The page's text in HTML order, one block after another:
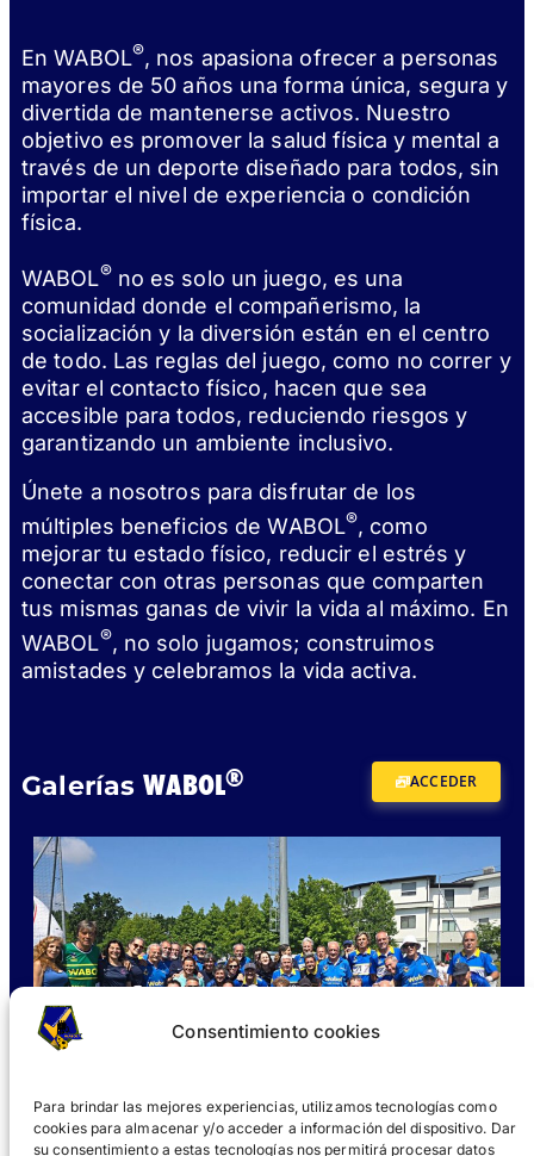
Consentimiento cookies
Para brindar las mejores experiencias, utilizamos tecnologías como
cookies para almacenar y/o acceder a información del dispositivo. Dar
su consentimiento a estas tecnologías nos permitirá procesar datos
En WABOL®, nos apasiona ofrecer a personas
mayores de 50 años una forma única, segura y
divertida de mantenerse activos. Nuestro
objetivo es promover la salud física y mental a
través de un deporte diseñado para todos, sin
importar el nivel de experiencia o condición
física.
WABOL®no es solo un juego, es una
comunidad donde el compañerismo, la
socialización y la diversión están en el centro
de todo. Las reglas del juego, como no correr y
evitar el contacto físico, hacen que sea
accesible para todos, reduciendo riesgos y
garantizando un ambiente inclusivo.
Únete a nosotros para disfrutar de los
múltiples beneficios de WABOL®, como
mejorar tu estado físico, reducir el estrés y
conectar con otras personas que comparten
tus mismas ganas de vivir la vida al máximo. En
WABOL®, no solo jugamos; construimos
amistades y celebramos la vida activa.
GaleríasWABOL® ACCEDER